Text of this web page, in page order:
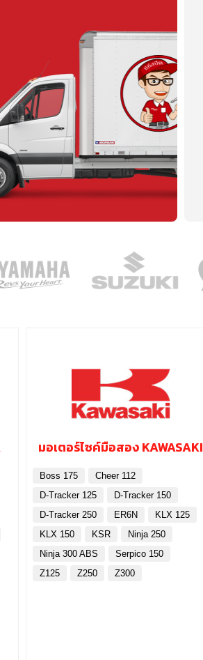
มอเตอร์ไซค์มือสอง KAWASAKI
Boss 175
Cheer 112
D-Tracker 125
D-Tracker 150
D-Tracker 250
ER6N
KLX 125
KLX 150
KSR
Ninja 250
Ninja 300 ABS
Serpico 150
Z125
Z250 Z300